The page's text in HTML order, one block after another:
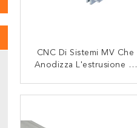
CNC Di Sistemi MV Che
Anodizza L'estrusione Di
CONTATTACI